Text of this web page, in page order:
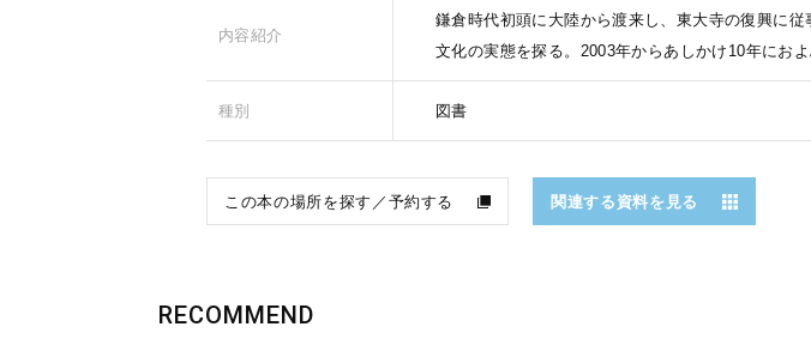
内容紹介
鎌倉時代初頭に大陸から渡来し、東大寺の復興に
文化の実態を探る。2003年からあしかけ10年にお
種別 図書
この本の場所を探す／予約する 関連する資料を見る
RECOMMEND